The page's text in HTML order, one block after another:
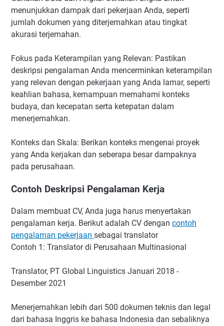
menunjukkan dampak dari pekerjaan Anda, seperti
jumlah dokumen yang diterjemahkan atau tingkat
akurasi terjemahan.
Fokus pada Keterampilan yang Relevan: Pastikan
deskripsi pengalaman Anda mencerminkan keterampilan
yang relevan dengan pekerjaan yang Anda lamar, seperti
keahlian bahasa, kemampuan memahami konteks
budaya, dan kecepatan serta ketepatan dalam
menerjemahkan.
Konteks dan Skala: Berikan konteks mengenai proyek
yang Anda kerjakan dan seberapa besar dampaknya
pada perusahaan.
Contoh Deskripsi Pengalaman Kerja
Dalam membuat CV, Anda juga harus menyertakan
pengalaman kerja. Berikut adalah CV dengan contoh
pengalaman pekerjaan sebagai translator
Contoh 1: Translator di Perusahaan Multinasional
Translator, PT Global Linguistics Januari 2018 -
Desember 2021
Menerjemahkan lebih dari 500 dokumen teknis dan legal
dari bahasa Inggris ke bahasa Indonesia dan sebaliknya